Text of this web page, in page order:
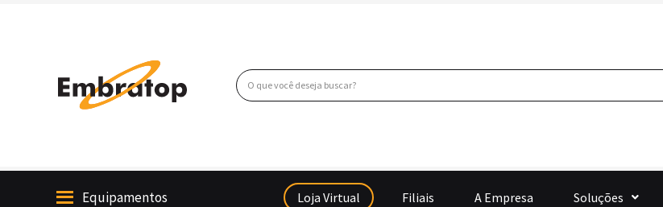
Pesquisar
Equipamentos Loja Virtual Filiais A Empresa Soluções